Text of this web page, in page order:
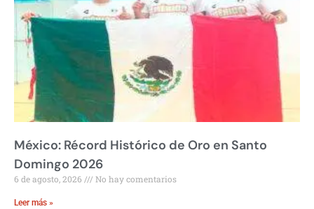
México: Récord Histórico de Oro en Santo
Domingo 2026
6 de agosto, 2026 No hay comentarios
Leer más »